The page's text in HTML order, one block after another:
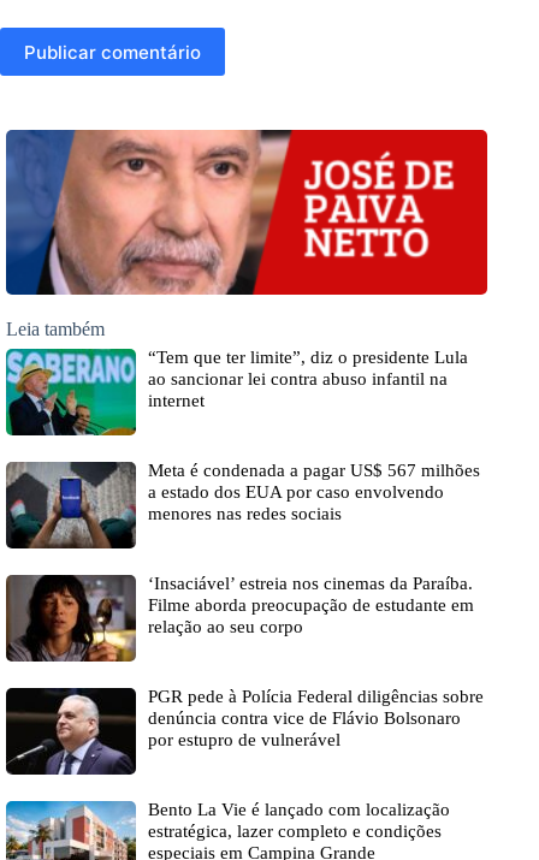
Publicar comentário
Leia também
“Tem que ter limite”, diz o presidente Lula
ao sancionar lei contra abuso infantil na
internet
Meta é condenada a pagar US$ 567 milhões
a estado dos EUA por caso envolvendo
menores nas redes sociais
‘Insaciável’ estreia nos cinemas da Paraíba.
Filme aborda preocupação de estudante em
relação ao seu corpo
PGR pede à Polícia Federal diligências sobre
denúncia contra vice de Flávio Bolsonaro
por estupro de vulnerável
Bento La Vie é lançado com localização
estratégica, lazer completo e condições
especiais em Campina Grande